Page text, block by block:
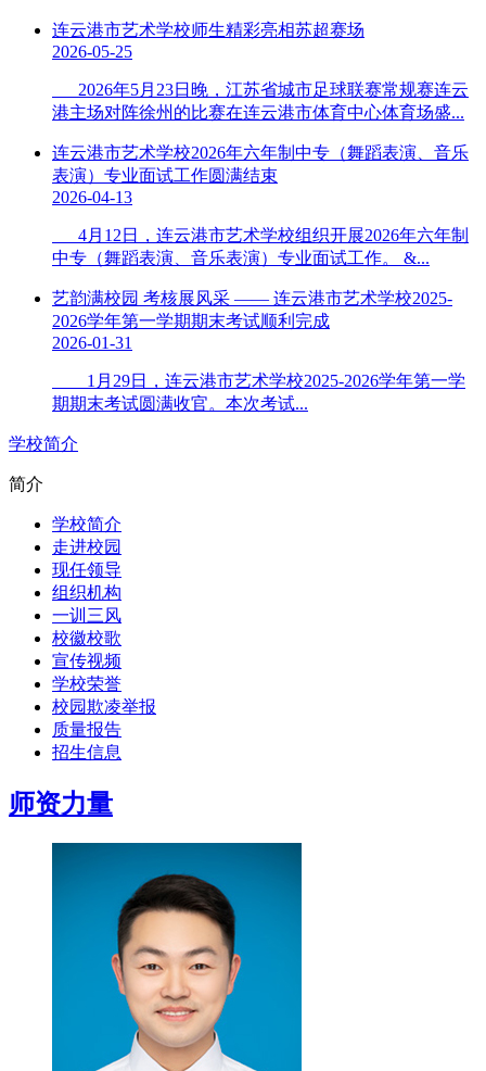
连云港市艺术学校师生精彩亮相苏超赛场
2026-05-25
2026年5月23日晚，江苏省城市足球联赛常规赛连云
港主场对阵徐州的比赛在连云港市体育中心体育场盛...
连云港市艺术学校2026年六年制中专（舞蹈表演、音乐
表演）专业面试工作圆满结束
2026-04-13
4月12日，连云港市艺术学校组织开展2026年六年制
中专（舞蹈表演、音乐表演）专业面试工作。 &...
艺韵满校园 考核展风采 —— 连云港市艺术学校2025-
2026学年第一学期期末考试顺利完成
2026-01-31
1月29日，连云港市艺术学校2025-2026学年第一学
期期末考试圆满收官。本次考试...
学校简介
简介
学校简介
走进校园
现任领导
组织机构
一训三风
校徽校歌
宣传视频
学校荣誉
校园欺凌举报
质量报告
招生信息
师资力量